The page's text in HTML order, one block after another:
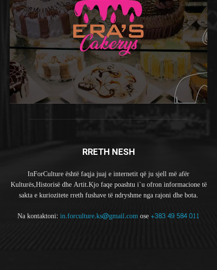
RRETH NESH
InForCulture është faqja juaj e internetit që ju sjell më afër
Kulturës,Historisë dhe Artit.Kjo faqe poashtu i`u ofron informacione të
sakta e kuriozitete rreth fushave të ndryshme nga rajoni dhe bota.
Na kontaktoni: in.forculture.ks@gmail.comose+383 49 584 011